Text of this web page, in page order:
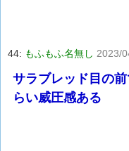
44: もふもふ名無し 2023/
サラブレッド目の
らい威圧感ある